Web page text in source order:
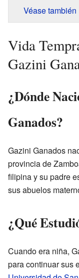
Véase también
Vida
Gazini
¿Dónde
Ganados?
Gazini Ganados
provincia de
filipina y su padre
sus abuelos
¿Qué
Cuando era niña,
para continuar sus